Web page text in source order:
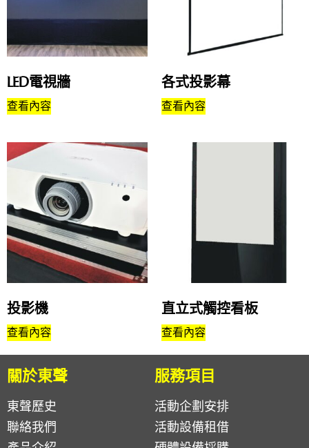
LED電視牆
查看內容
各式投影幕
查看內容
投影機
查看內容
直立式觸控看板
查看內容
關於東聲
東聲歷史
聯絡我們
服務項目
活動企劃安排
活動設備租借